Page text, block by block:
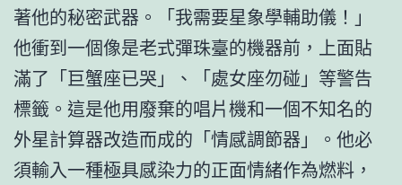
著他的秘密武器。「我需要星象學輔助儀！」
他衝到一個像是老式彈珠臺的機器前，上面貼
滿了「巨蟹座已哭」、「處女座勿碰」等警告
標籤。這是他用廢棄的唱片機和一個不知名的
外星計算器改造而成的「情感調節器」。他必
須輸入一種極具感染力的正面情緒作為燃料，